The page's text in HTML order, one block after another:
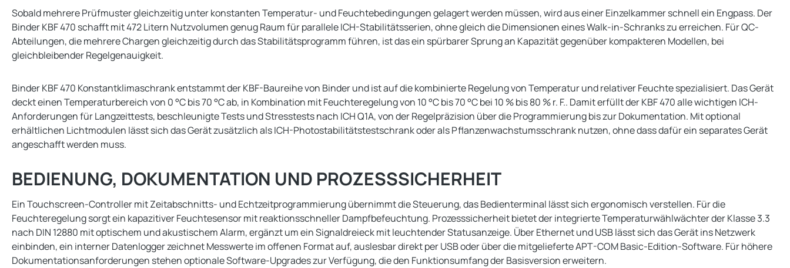
Sobald mehrere Prüfmuster gleichzeitig unter konstanten Temperatur- und Feuchtebedingungen gelagert werden müssen, wird aus einer Einzelkammer schnell ein Engpass. Der
Binder KBF 470 schafft mit 472 Litern Nutzvolumen genug Raum für parallele ICH-Stabilitätsserien, ohne gleich die Dimensionen eines Walk-in-Schranks zu erreichen. Für QC-
Abteilungen, die mehrere Chargen gleichzeitig durch das Stabilitätsprogramm führen, ist das ein spürbarer Sprung an Kapazität gegenüber kompakteren Modellen, bei
gleichbleibender Regelgenauigkeit.
Binder KBF 470 Konstantklimaschrank entstammt der KBF-Baureihe von Binder und ist auf die kombinierte Regelung von Temperatur und relativer Feuchte spezialisiert. Das Gerät
deckt einen Temperaturbereich von 0 °C bis 70 °C ab, in Kombination mit Feuchteregelung von 10 °C bis 70 °C bei 10 % bis 80 % r. F.. Damit erfüllt der KBF 470 alle wichtigen ICH-
Anforderungen für Langzeittests, beschleunigte Tests und Stresstests nach ICH Q1A, von der Regelpräzision über die Programmierung bis zur Dokumentation. Mit optional
erhältlichen Lichtmodulen lässt sich das Gerät zusätzlich als ICH-Photostabilitätstestschrank oder als Pflanzenwachstumsschrank nutzen, ohne dass dafür ein separates Gerät
angeschafft werden muss.
BEDIENUNG, DOKUMENTATION UND PROZESSSICHERHEIT
Ein Touchscreen-Controller mit Zeitabschnitts- und Echtzeitprogrammierung übernimmt die Steuerung, das Bedienterminal lässt sich ergonomisch verstellen. Für die
Feuchteregelung sorgt ein kapazitiver Feuchtesensor mit reaktionsschneller Dampfbefeuchtung. Prozesssicherheit bietet der integrierte Temperaturwählwächter der Klasse 3.3
nach DIN 12880 mit optischem und akustischem Alarm, ergänzt um ein Signaldreieck mit leuchtender Statusanzeige. Über Ethernet und USB lässt sich das Gerät ins Netzwerk
einbinden, ein interner Datenlogger zeichnet Messwerte im offenen Format auf, auslesbar direkt per USB oder über die mitgelieferte APT-COM Basic-Edition-Software. Für höhere
Dokumentationsanforderungen stehen optionale Software-Upgrades zur Verfügung, die den Funktionsumfang der Basisversion erweitern.